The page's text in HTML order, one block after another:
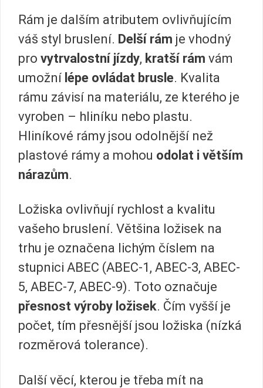
Rám je dalším atributem ovlivňujícím
váš styl bruslení. Delší rám je vhodný
pro vytrvalostní jízdy, kratší rám vám
umožní lépe ovládat brusle. Kvalita
rámu závisí na materiálu, ze kterého je
vyroben – hliníku nebo plastu.
Hliníkové rámy jsou odolnější než
plastové rámy a mohou odolat i větším
nárazům.
Ložiska ovlivňují rychlost a kvalitu
vašeho bruslení. Většina ložisek na
trhu je označena lichým číslem na
stupnici ABEC (ABEC-1, ABEC-3, ABEC-
5, ABEC-7, ABEC-9). Toto označuje
přesnost výroby ložisek. Čím vyšší je
počet, tím přesnější jsou ložiska (nízká
rozměrová tolerance).
Další věcí, kterou je třeba mít na